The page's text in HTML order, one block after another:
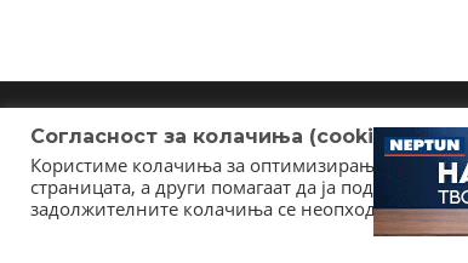
Согласност за колачиња (cookies)
Користиме колачиња за оптимизирање на
страницата, а други помагаат да ја подобриме
задолжителните колачиња се неопходни за